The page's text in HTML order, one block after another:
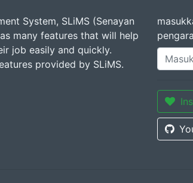
System, SLiMS (Senayan
many features that will help
job easily and quickly.
provided by SLiMS.